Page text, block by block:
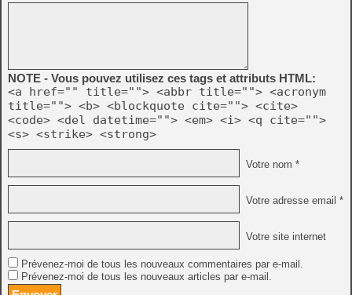
NOTE - Vous pouvez utilisez ces tags et attributs HTML:
<a href="" title=""> <abbr title=""> <acronym
title=""> <b> <blockquote cite=""> <cite>
<code> <del datetime=""> <em> <i> <q cite="">
<s> <strike> <strong>
Votre nom *
Votre adresse email *
Votre site internet
Prévenez-moi de tous les nouveaux commentaires par e-mail.
Prévenez-moi de tous les nouveaux articles par e-mail.